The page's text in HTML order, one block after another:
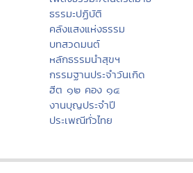
ธรรมะปฏิบัติ
คลังแสงแห่งธรรม
บทสวดมนต์
หลักธรรมนำสุขฯ
กรรมฐานประจำวันเกิด
ฮีต ๑๒ คอง ๑๔
งานบุญประจำปี
ประเพณีทั่วไทย